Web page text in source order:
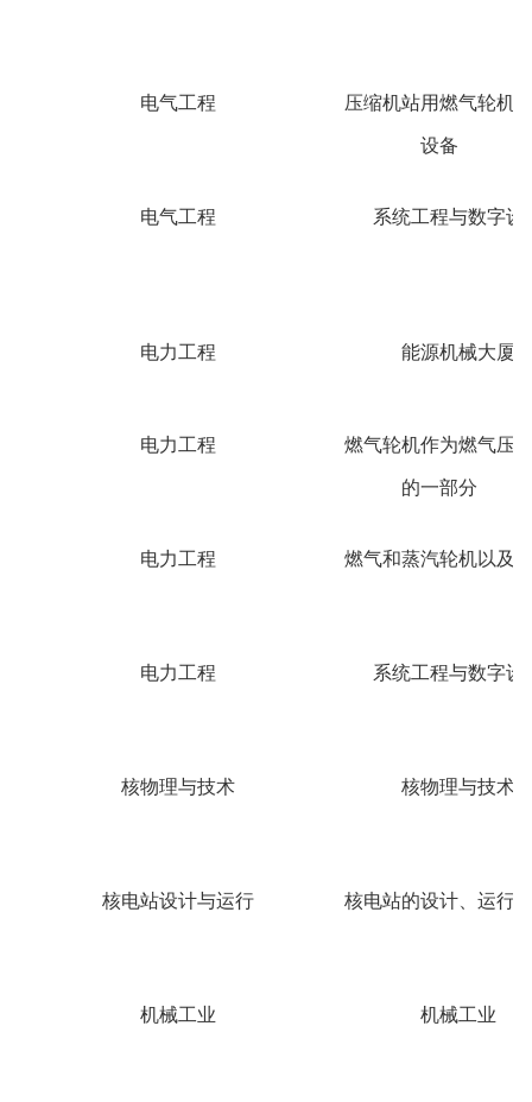
电气工程 压缩机站用燃气轮机
设备
电气工程 系统工程与数字设
电力工程 能源机械大厦
电力工程 燃气轮机作为燃气压
的一部分
电力工程 燃气和蒸汽轮机以及
电力工程 系统工程与数字设
核物理与技术 核物理与技术
核电站设计与运行 核电站的设计、运行
机械工业 机械工业